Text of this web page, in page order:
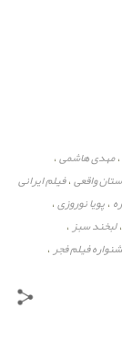
،مهدی هاشمی،
واقعی،فیلم ایرانی
،پویا نوروزی،
،لبخند سبز،
فیلم فجر،